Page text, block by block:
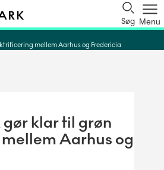
Søg Menu
mellem Aarhus og Fredericia
klar til grøn
Aarhus og